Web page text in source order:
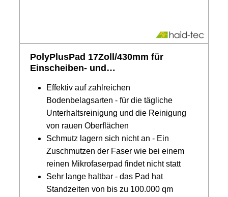
PolyPlusPad 17Zoll/430mm für
Einscheiben- und
Effektiv auf zahlreichen
Bodenbelagsarten - für die tägliche
Unterhaltsreinigung und die Reinigung
von rauen Oberflächen
Schmutz lagern sich nicht an - Ein
Zuschmutzen der Faser wie bei einem
reinen Mikrofaserpad findet nicht statt
Sehr lange haltbar - das Pad hat
Standzeiten von bis zu 100.000 qm